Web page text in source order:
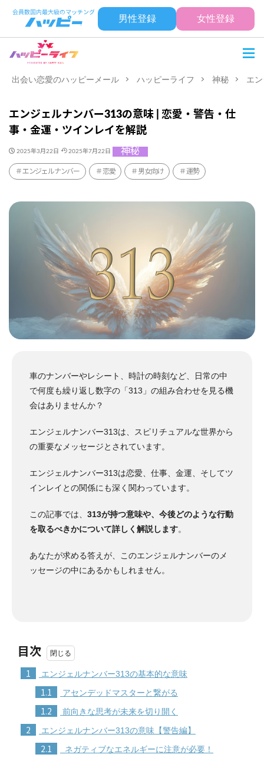
男性登録 女性登録
出会い恋愛のハッピーメール ハッピーライフ 神秘 エ
エンジェルナンバー313の意味 | 恋愛・警告・仕
事・金運・ツインレイを解説
2025年3月22日 2025年7月22日 神秘
エンジェルナンバー 恋愛 男女向け 運勢
車のナンバーやレシート、時計の時刻など、日常の中
で何度も繰り返し数字の「313」の組み合わせを見る機
会はありませんか？
エンジェルナンバー313は、スピリチュアルな世界から
の重要なメッセージとされています。
エンジェルナンバー313は恋愛、仕事、金運、そしてツ
インレイとの関係にも深く関わっています。
この記事では、 313が持つ意味や、今後どのような行動
を取るべきかについて詳しく解説します。
あなたが求める答えが、このエンジェルナンバーのメ
ッセージの中にあるかもしれません。
目次
1 エンジェルナンバー313の基本的な意味
1.1 アセンデッドマスターと繋がる
1.2 前向きな思考が未来を切り開く
2 エンジェルナンバー313の意味【警告編】
2.1 ネガティブなエネルギーに注意が必要！